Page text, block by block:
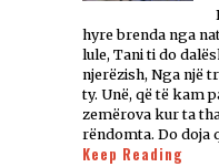
hyre brenda nga
lule, Tani ti do
njerëzish, Nga një
ty. Unë, që të kam
zemërova kur ta
rëndomta. Do doja
Keep Reading